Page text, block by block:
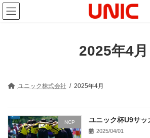
コ
ン
テ
ナ
ビ
ゲ
2025年4月
ユニック株式会社 2025年4月
NCP ユニック杯U9サ
2025/04/01